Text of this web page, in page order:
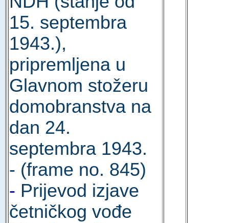
15. septembra
1943.),
pripremljena u
Glavnom stožeru
domobranstva na
dan 24.
septembra 1943.
- (frame no. 845)
- Prijevod izjave
četničkog vođe